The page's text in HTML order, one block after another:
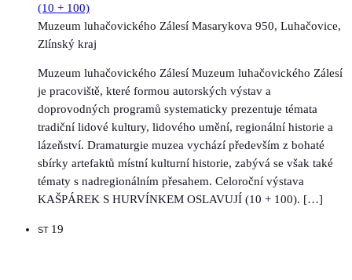
(10 + 100)
Muzeum luhačovického Zálesí Masarykova 950, Luhačovice,
Zlínský kraj
Muzeum luhačovického Zálesí Muzeum luhačovického Zálesí
je pracoviště, které formou autorských výstav a
doprovodných programů systematicky prezentuje témata
tradiční lidové kultury, lidového umění, regionální historie a
lázeňství. Dramaturgie muzea vychází především z bohaté
sbírky artefaktů místní kulturní historie, zabývá se však také
tématy s nadregionálním přesahem. Celoroční výstava
KAŠPÁREK S HURVÍNKEM OSLAVUJÍ (10 + 100). […]
ST 19